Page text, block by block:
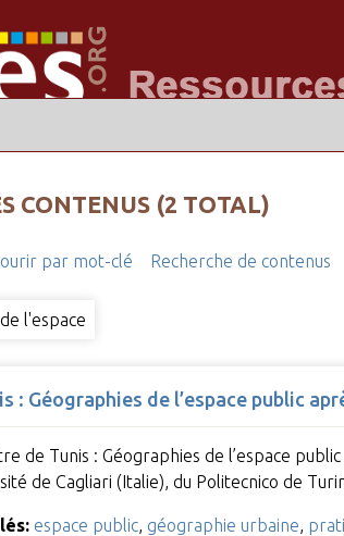
CONTENUS (2 TOTAL)
par mot-clé Recherche de contenus
l'espace
: Géographies de l’espace public
de Tunis : Géographies de l’espace
de Cagliari (Italie), du Politecnico de
espace public, géographie urbaine